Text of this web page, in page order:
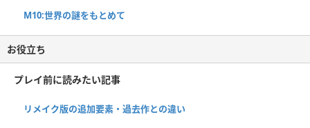
M10:世界の謎をもとめて
お役立ち
プレイ前に読みたい記事
リメイク版の追加要素・過去作との違い